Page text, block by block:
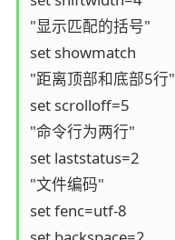
"显示匹配的括号"
set showmatch
"距离顶部和底部5行"
set scrolloff=5
"命令行为两行"
set laststatus=2
"文件编码"
set fenc=utf-8